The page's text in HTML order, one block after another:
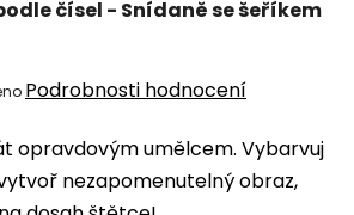
opravdovým umělcem. Vybarvuj
nezapomenutelný obraz,
čísel - Snídaně se šeříkem
Podrobnosti hodnocení